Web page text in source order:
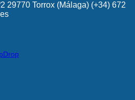
29770 Torrox (Málaga) (+34) 672